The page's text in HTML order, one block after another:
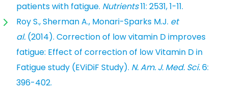
patients with fatigue. Nutrients11: 2531, 1-11.
Roy S., Sherman A., Monari-Sparks M.J. et
al. (2014). Correction of low vitamin D improves
fatigue: Effect of correction of low Vitamin D in
Fatigue study (EViDiF Study). N. Am. J. Med. Sci.6:
396-402.